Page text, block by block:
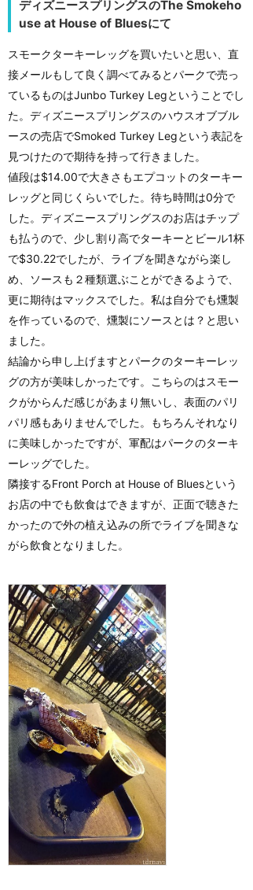
ディズニースプリングスのThe Smokeho
use at House of Bluesにて
スモークターキーレッグを買いたいと思い、直
接メールもして良く調べてみるとパークで売っ
ているものはJunbo Turkey Legということでし
た。ディズニースプリングスのハウスオブブル
ースの売店でSmoked Turkey Legという表記を
見つけたので期待を持って行きました。
値段は$14.00で大きさもエプコットのターキー
レッグと同じくらいでした。待ち時間は0分で
した。ディズニースプリングスのお店はチップ
も払うので、少し割り高でターキーとビール1杯
で$30.22でしたが、ライブを聞きながら楽し
め、ソースも２種類選ぶことができるようで、
更に期待はマックスでした。私は自分でも燻製
を作っているので、燻製にソースとは？と思い
ました。
結論から申し上げますとパークのターキーレッ
グの方が美味しかったです。こちらのはスモー
クがからんだ感じがあまり無いし、表面のパリ
パリ感もありませんでした。もちろんそれなり
に美味しかったですが、軍配はパークのターキ
ーレッグでした。
隣接するFront Porch at House of Bluesという
お店の中でも飲食はできますが、正面で聴きた
かったので外の植え込みの所でライブを聞きな
がら飲食となりました。